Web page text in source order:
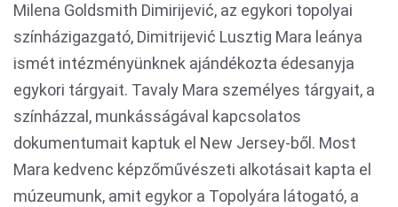
Milena Goldsmith Dimirijević, az egykori topolyai
színházigazgató, Dimitrijević Lusztig Mara leánya
ismét intézményünknek ajándékozta édesanyja
egykori tárgyait. Tavaly Mara személyes tárgyait, a
színházzal, munkásságával kapcsolatos
dokumentumait kaptuk el New Jersey-ből. Most
Mara kedvenc képzőművészeti alkotásait kapta el
múzeumunk, amit egykor a Topolyára látogató, a